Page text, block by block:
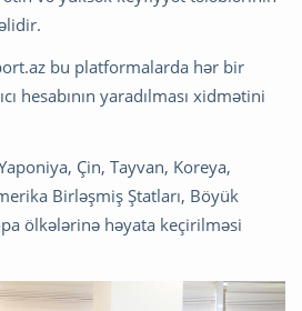
bu platformalarda hər bir
hesabının yaradılması xidmətini
Çin, Tayvan, Koreya,
Birləşmiş Ştatları, Böyük
ölkələrinə həyata keçirilməsi